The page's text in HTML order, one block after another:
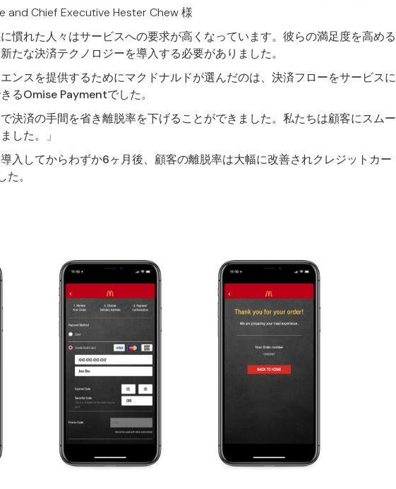
and Chief Executive Hester Chew 様
慣れた人々はサービスへの要求が高くなっています。彼らの満足度を高める
たな決済テクノロジーを導入する必要がありました。
ンスを提供するためにマクドナルドが選んだのは、決済フローをサービスに
るOmise Paymentでした。
決済の手間を省き離脱率を下げることができました。私たちは顧客にスムー
した。」
入してからわずか6ヶ月後、顧客の離脱率は大幅に改善されクレジットカー
。